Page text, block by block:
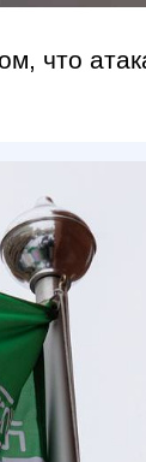
что